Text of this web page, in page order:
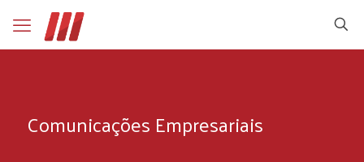
Comunicações Empresariais